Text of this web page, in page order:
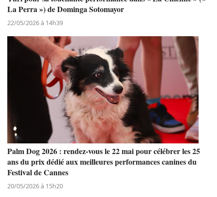
La Perra ») de Dominga Sotomayor
22/05/2026 à 14h39
Palm Dog 2026 : rendez-vous le 22 mai pour célébrer les 25
ans du prix dédié aux meilleures performances canines du
Festival de Cannes
20/05/2026 à 15h20